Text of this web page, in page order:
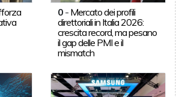
0 - Mercato dei profili
direttoriali in Italia 2026:
crescita record, ma pesano
il gap delle PMI e il
mismatch